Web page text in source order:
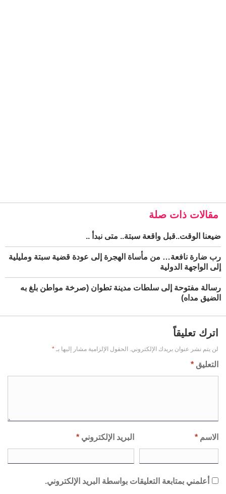
مقالات ذات صلة
ضيعنا الوقت..قبل واقعة سبتة.. متى نبدأ ..
رب ضارة نافعة… من مأساة الهجرة إلى عودة قضية سبتة ومليلية
إلى الواجهة الدولية
رسالة مفتوحة إلى سلطات مدينة تطوان (صرخة مواطن بلغ به
الضيق مداه)
اترك تعليقاً
لن يتم نشر عنوان بريدك الإلكتروني. الحقول الإلزامية مشار إليها بـ *
التعليق *
الاسم * البريد الإلكتروني*
أعلمني بمتابعة التعليقات بواسطة البريد الإلكتروني.